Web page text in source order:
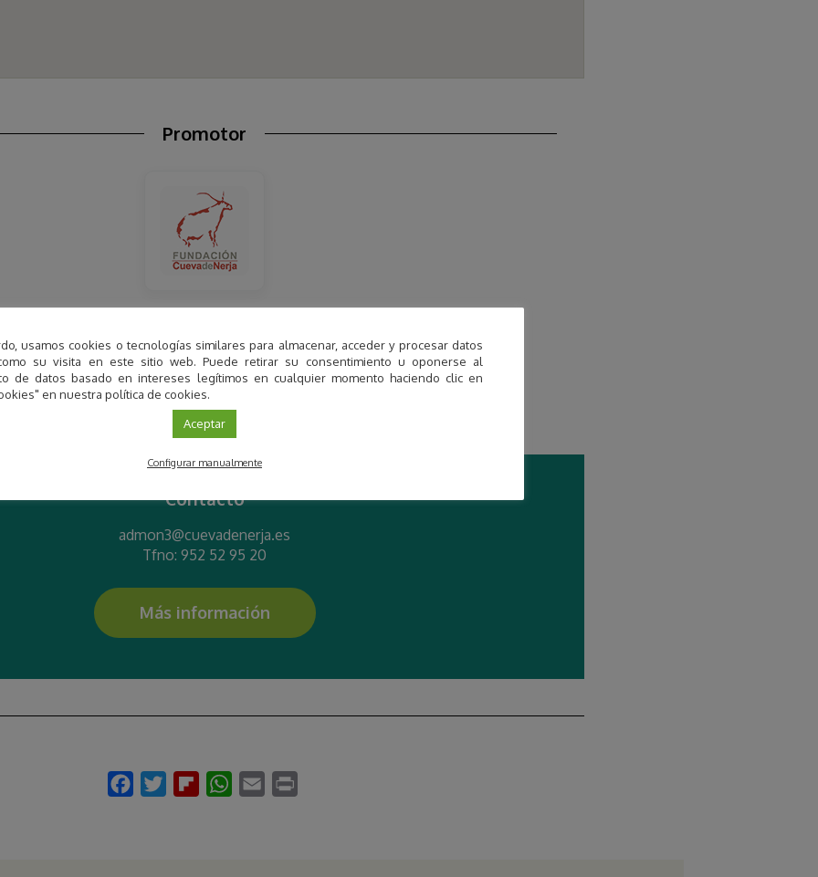
Promotor
Lugar patrimonial excepcional
VER DETALLE
Contacto
admon3@cuevadenerja.es
Tfno: 952 52 95 20
Más información
usamos cookies o tecnologías similares para almacenar, acceder y procesar datos
su visita en este sitio web. Puede retirar su consentimiento u oponerse al
de datos basado en intereses legítimos en cualquier momento haciendo clic en
en nuestra política de cookies.
Aceptar
Configurar manualmente